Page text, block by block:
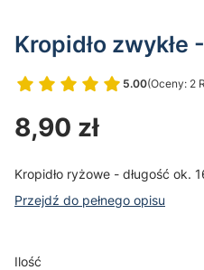
Kropidło zwykłe
5.00(Oceny: 2
Przejdź do
Cena
8,90 zł
Kropidło ryżowe - długość ok.
Przejdź do pełnego opisu
Ilość